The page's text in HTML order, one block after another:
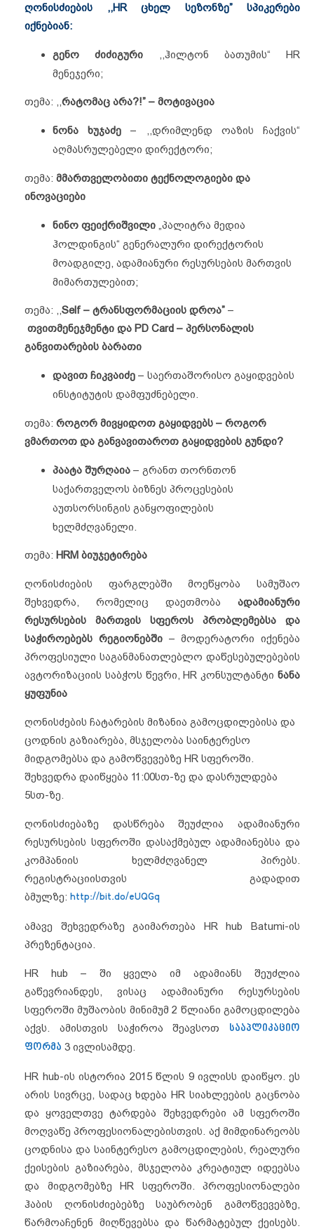
ღონისძიების ,,HR ცხელ სეზონზე” სპიკერები
იქნებიან:
გენო ძიძიგური ,,ჰილტონ ბათუმის“ HR
მენეჯერი;
თემა: ,,რატომაც არა?!” – მოტივაცია
ნონა ხუჯაძე – ,,დრიმლენდ ოაზის ჩაქვის“
აღმასრულებელი დირექტორი;
თემა: მმართველობითი ტექნოლოგიები და
ინოვაციები
ნინო ფეიქრიშვილი „პალიტრა მედია
ჰოლდინგის“ გენერალური დირექტორის
მოადგილე, ადამიანური რესურსების მართვის
მიმართულებით;
თემა: ,,Self – ტრანსფორმაციის დროა” –
თვითმენეჯმენტი და PD Card – პერსონალის
განვითარების ბარათი
დავით ჩიკვაიძე – საერთაშორისო გაყიდვების
ინსტიტუტის დამფუძნებელი.
თემა: როგორ მივყიდოთ გაყიდვებს – როგორ
ვმართოთ და განვავითაროთ გაყიდვების გუნდი?
პაატა შურღაია – გრანთ თორნთონ
საქართველოს ბიზნეს პროცესების
აუთსორსინგის განყოფილების
ხელმძღვანელი.
თემა: HRM ბიუჯეტირება
ღონისძიების ფარგლებში მოეწყობა სამუშაო
შეხვედრა, რომელიც დაეთმობა ადამიანური
რესურსების მართვის სფეროს პრობლემებსა და
საჭიროებებს რეგიონებში– მოდერატორი იქენება
პროფესიული საგანმანათლებლო დაწესებულებების
ავტორიზაციის საბჭოს წევრი, HR კონსულტანტი ნანა
ყუფუნია
ღონისძების ჩატარების მიზანია გამოცდილებისა და
ცოდნის გაზიარება, მსჯელობა საინტერესო
მიდგომებსა და გამოწვევებზე HR სფეროში.
შეხვედრა დაიწყება 11:00სთ-ზე და დასრულდება
5სთ-ზე.
ღონისძიებაზე დასწრება შეუძლია ადამიანური
რესურსების სფეროში დასაქმებულ ადამიანებსა და
კომპანიის ხელმძღვანელ პირებს.
რეგისტრაციისთვის გადადით
ბმულზე: http://bit.do/eUQGq
ამავე შეხვედრაზე გაიმართება HR hub Batumi-ის
პრეზენტაცია.
HR hub – ში ყველა იმ ადამიანს შეუძლია
გაწევრიანდეს, ვისაც ადამიანური რესურსების
სფეროში მუშაობის მინიმუმ 2 წლიანი გამოცდილება
აქვს. ამისთვის საჭიროა შეავსოთ სააპლიკაციო
ფორმა 3 ივლისამდე.
HR hub-ის ისტორია 2015 წლის 9 ივლისს დაიწყო. ეს
არის სივრცე, სადაც ხდება HR სიახლეების გაცნობა
და ყოველთვე ტარდება შეხვედრები ამ სფეროში
მოღვაწე პროფესიონალებისთვის. აქ მიმდინარეობს
ცოდნისა და საინტერესო გამოცდილების, რეალური
ქეისების გაზიარება, მსჯელობა კრეატიულ იდეებსა
და მიდგომებზე HR სფეროში. პროფესიონალები
ჰაბის ღონისძიებებზე საუბრობენ გამოწვევებზე,
წარმოაჩენენ მიღწევებსა და წარმატებულ ქეისებს.